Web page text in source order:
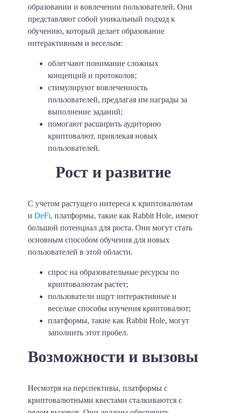
образовании и вовлечении пользователей. Они
представляют собой уникальный подход к
обучению, который делает образование
интерактивным и веселым:
облегчают понимание сложных
концепций и протоколов;
стимулируют вовлеченность
пользователей, предлагая им награды за
выполнение заданий;
помогают расширить аудиторию
криптовалют, привлекая новых
пользователей.
Рост и развитие
С учетом растущего интереса к криптовалютам
и DeFi, платформы, такие как Rabbit Hole, имеют
большой потенциал для роста. Они могут стать
основным способом обучения для новых
пользователей в этой области.
спрос на образовательные ресурсы по
криптовалютам растет;
пользователи ищут интерактивные и
веселые способы изучения криптовалют;
платформы, такие как Rabbit Hole, могут
заполнить этот пробел.
Возможности и вызовы
Несмотря на перспективы, платформы с
криптовалютными квестами сталкиваются с